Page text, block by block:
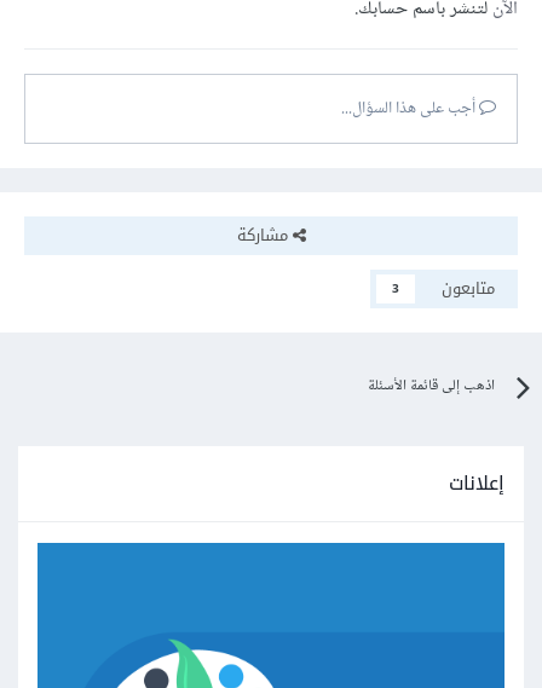
CONSTRAINT fk_category_product
    ON DELETE SET NULL
الآنلتنشر باسم حسابك.
أجب على هذا السؤال...
مشاركة
متابعون
3
اذهب إلى قائمة الأسئلة
إعلانات